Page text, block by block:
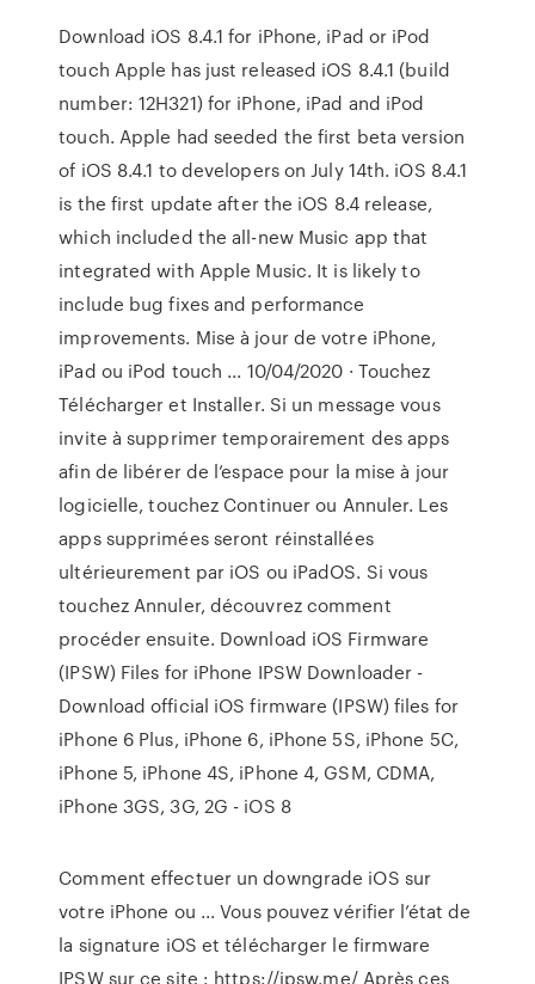
Download iOS 8.4.1 for iPhone, iPad or iPod
touch Apple has just released iOS 8.4.1 (build
number: 12H321) for iPhone, iPad and iPod
touch. Apple had seeded the first beta version
of iOS 8.4.1 to developers on July 14th. iOS 8.4.1
is the first update after the iOS 8.4 release,
which included the all-new Music app that
integrated with Apple Music. It is likely to
include bug fixes and performance
improvements. Mise à jour de votre iPhone,
iPad ou iPod touch ... 10/04/2020 · Touchez
Télécharger et Installer. Si un message vous
invite à supprimer temporairement des apps
afin de libérer de l’espace pour la mise à jour
logicielle, touchez Continuer ou Annuler. Les
apps supprimées seront réinstallées
ultérieurement par iOS ou iPadOS. Si vous
touchez Annuler, découvrez comment
procéder ensuite. Download iOS Firmware
(IPSW) Files for iPhone IPSW Downloader -
Download official iOS firmware (IPSW) files for
iPhone 6 Plus, iPhone 6, iPhone 5S, iPhone 5C,
iPhone 5, iPhone 4S, iPhone 4, GSM, CDMA,
iPhone 3GS, 3G, 2G - iOS 8
Comment effectuer un downgrade iOS sur
votre iPhone ou ... Vous pouvez vérifier l’état de
la signature iOS et télécharger le firmware
IPSW sur ce site : https://ipsw.me/ Après ces